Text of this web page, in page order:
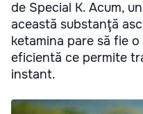
de Special K. Acum,
această substanţă
ketamina pare să fie
eficientă ce permite
instant.